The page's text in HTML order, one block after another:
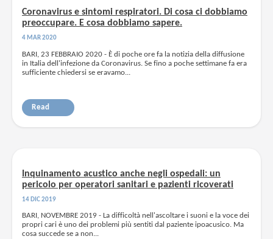
Coronavirus e sintomi respiratori. Di cosa ci dobbiamo
preoccupare. E cosa dobbiamo sapere.
4 MAR 2020
BARI, 23 FEBBRAIO 2020 - È di poche ore fa la notizia della diffusione
in Italia dell'infezione da Coronavirus. Se fino a poche settimane fa era
sufficiente chiedersi se eravamo...
Read
Inquinamento acustico anche negli ospedali: un
pericolo per operatori sanitari e pazienti ricoverati
14 DIC 2019
BARI, NOVEMBRE 2019 - La difficoltà nell'ascoltare i suoni e la voce dei
propri cari è uno dei problemi più sentiti dal paziente ipoacusico. Ma
cosa succede se a non...